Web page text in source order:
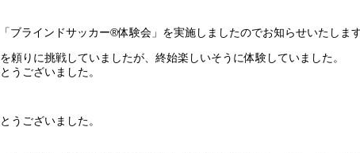
ブラインドサッカー®体験会」を実施しましたのでお知らせいたします
りに挑戦していましたが、終始楽しいそうに体験していました。
うございました。
うございました。